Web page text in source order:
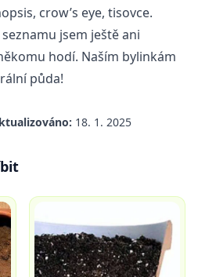
crow’s eye, tisovce.
jsem ještě ani
hodí. Naším bylinkám
půda!
18. 1. 2025